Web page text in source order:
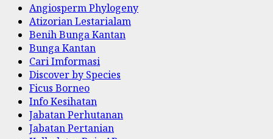
Angiosperm Phylogeny
Atizorian Lestarialam
Benih Bunga Kantan
Bunga Kantan
Cari Imformasi
Discover by Species
Ficus Borneo
Info Kesihatan
Jabatan Perhutanan
Jabatan Pertanian